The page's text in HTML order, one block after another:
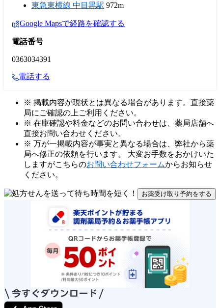
東急東横線 中目黒駅 972m
Google Mapsで経路を確認する
電話番号
0363034391
電話する
※ 掲載内容が現状とは異なる場合があります。直接薬
局にご確認の上ご利用ください。
※ 在庫確認や料金などのお問い合わせは、薬局店舗へ
直接お問い合わせください。
※ 万が一掲載内容が事実と異なる場合は、弊社から薬
局へ修正の依頼を行います。 大変お手数をおかけいた
しますがこちらのお問い合わせフォームからお知らせ
ください。
お薬受け取り予約をする